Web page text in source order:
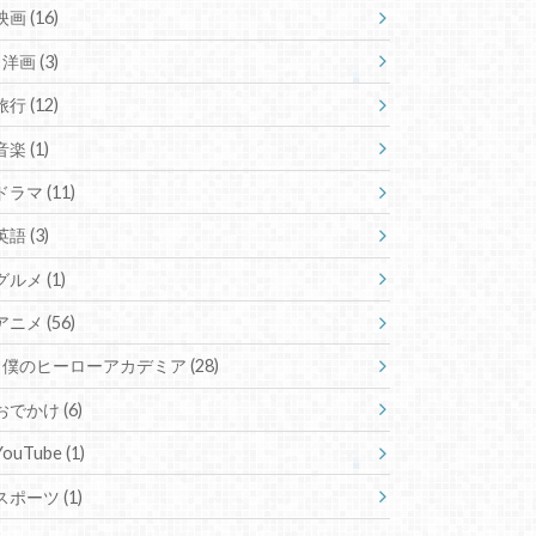
画(16)
洋画(3)
行(12)
楽(1)
ラマ(11)
語(3)
ルメ(1)
ニメ(56)
僕のヒーローアカデミア (28)
でかけ(6)
(1)
ポーツ(1)